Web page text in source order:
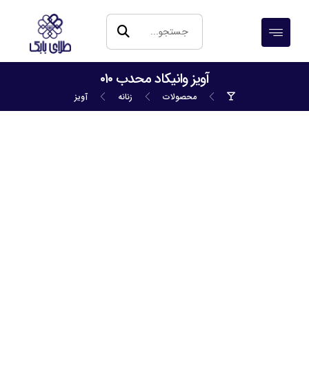
آویز وانیکاد محدب ۰۱۰
محصولات زنانه آویز